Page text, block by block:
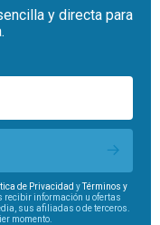
y directa para
de Privacidad yTérminos y
recibir información u ofertas
sus afiliadas o de terceros.
momento.